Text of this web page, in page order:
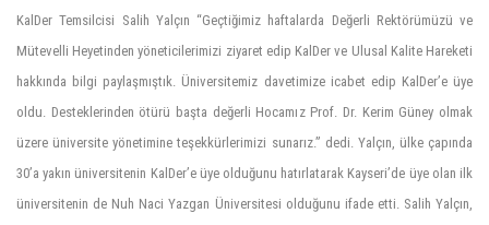
KalDer Temsilcisi Salih Yalçın “Geçtiğimiz haftalarda Değerli Rektörümüzü ve
Mütevelli Heyetinden yöneticilerimizi ziyaret edip KalDer ve Ulusal Kalite Hareketi
hakkında bilgi paylaşmıştık. Üniversitemiz davetimize icabet edip KalDer’e üye
oldu. Desteklerinden ötürü başta değerli Hocamız Prof. Dr. Kerim Güney olmak
üzere üniversite yönetimine teşekkürlerimizi sunarız.” dedi. Yalçın, ülke çapında
30’a yakın üniversitenin KalDer’e üye olduğunu hatırlatarak Kayseri’de üye olan ilk
üniversitenin de Nuh Naci Yazgan Üniversitesi olduğunu ifade etti. Salih Yalçın,